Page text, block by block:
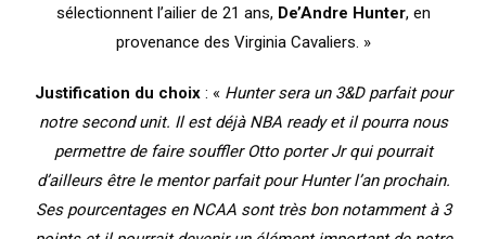
sélectionnent l’ailier de 21 ans, De’Andre Hunter, en
provenance des Virginia Cavaliers. »
Justification du choix: « Hunter sera un 3&D parfait pour
notre second unit. Il est déjà NBA ready et il pourra nous
permettre de faire souffler Otto porter Jr qui pourrait
d’ailleurs être le mentor parfait pour Hunter l’an prochain.
Ses pourcentages en NCAA sont très bon notamment à 3